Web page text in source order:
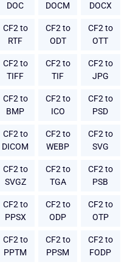
DOC
DOCM
DOCX
CF2 to
RTF
CF2 to
ODT
CF2 to
OTT
CF2 to
TIFF
CF2 to
TIF
CF2 to
JPG
CF2 to
BMP
CF2 to
ICO
CF2 to
PSD
CF2 to
DICOM
CF2 to
WEBP
CF2 to
SVG
CF2 to
SVGZ
CF2 to
TGA
CF2 to
PSB
CF2 to
PPSX
CF2 to
ODP
CF2 to
OTP
CF2 to
PPTM
CF2 to
PPSM
CF2 to
FODP